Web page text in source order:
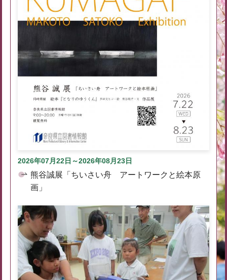
2026年07月22日～2026年08月23日
熊谷誠展「ちいさい舟 アートワークと絵本原
画」